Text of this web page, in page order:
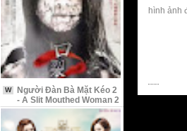
W
Người Đàn Bà Mặt Kéo 2
- A Slit Mouthed Woman 2
hình ảnh